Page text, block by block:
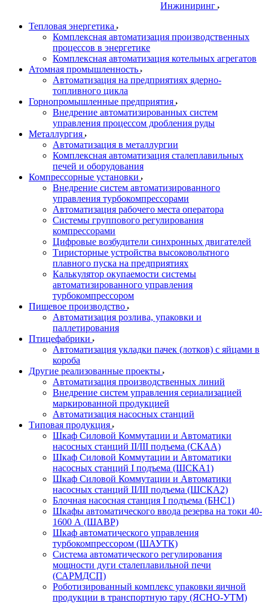
Инжиниринг
Тепловая энергетика
Комплексная автоматизация производственных
процессов в энергетике
Комплексная автоматизация котельных агрегатов
Атомная промышленность
Автоматизация на предприятиях ядерно-
топливного цикла
Горнопромышленные предприятия
Внедрение автоматизированных систем
управления процессом дробления руды
Металлургия
Автоматизация в металлургии
Комплексная автоматизация сталеплавильных
печей и оборудования
Компрессорные установки
Внедрение систем автоматизированного
управления турбокомпрессорами
Автоматизация рабочего места оператора
Системы группового регулирования
компрессорами
Цифровые возбудители синхронных двигателей
Тиристорные устройства высоковольтного
плавного пуска на предприятиях
Калькулятор окупаемости системы
автоматизированного управления
турбокомпрессором
Пищевое производство
Автоматизация розлива, упаковки и
паллетирования
Птицефабрики
Автоматизация укладки пачек (лотков) с яйцами в
короба
Другие реализованные проекты
Автоматизация производственных линий
Внедрение систем управления сериализацией
маркированной продукцией
Автоматизация насосных станций
Типовая продукция
Шкаф Силовой Коммутации и Автоматики
насосных станций II/III подъема (СКАА)
Шкаф Силовой Коммутации и Автоматики
насосных станций I подъема (ШСКА1)
Шкаф Силовой Коммутации и Автоматики
насосных станций II/III подъема (ШСКА2)
Блочная насосная станция I подъема (БНС1)
Шкафы автоматического ввода резерва на токи 40-
1600 А (ШАВР)
Шкаф автоматического управления
турбокомпрессором (ШАУТК)
Система автоматического регулирования
мощности дуги сталеплавильной печи
(САРМДСП)
Роботизированный комплекс упаковки яичной
продукции в транспортную тару (ЯСНО-УТМ)